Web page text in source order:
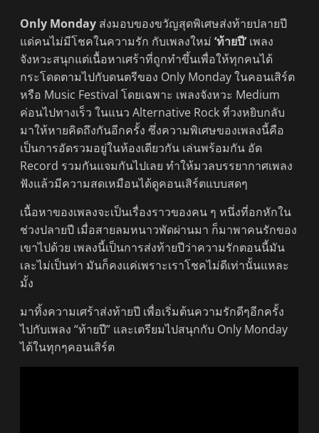
Only Monday ส่งมอบของขวัญสุดพิเศษส่งท้ายปลายปี
แด่คนไม่มีโชคในความรัก กับเพลงใหม่ ‘ท้ายปี’เพลง
จังหวะสนุกแต่เนื้อหาเศร้าที่ถูกทำขึ้นเพื่อให้ทุกคนได้
กระโดดตามไปกับดนตรีของ Only Monday ในคอนเสิร์ต
หรือ Music Festival โดยเฉพาะ เพลงจังหวะ Medium
ค่อนไปทางเร็ว ในแนว Alternative Rock ที่วงหยิบกลับ
มาให้หายคิดถึงกันอีกครั้ง ซึ่งความพิเศษของเพลงนี้คือ
เป็นการอัดรวมอยู่ในห้องเดียวกัน เล่นพร้อมกัน อัด
Record รวมกันแจมกันไปเลย ทำให้มวลบรรยากาศเพลง
ฟังแล้วมีความสดเหมือนได้ดูคอนเสิร์ตแบบสดๆ
เนื้อหาของเพลงจะเป็นเรื่องราวของคน ๆ หนึ่งที่อกหักใน
ช่วงปลายปี เมื่อสายลมหนาวพัดผ่านมา ก็มาพาคนรักของ
เขาไปด้วย เพลงนี้เป็นการส่งท้ายปีว่าความรักตอนนี้มัน
เละไม่เป็นท่า มันก็คงแค่เพราะเราโชคไม่ดีเท่านั้นแหละ
มั้ง
มาทิ้งความเศร้าส่งท้ายปี เพื่อเริ่มต้นความรักดีๆอีกครั้ง
ไปกับเพลง “ท้ายปี” และเตรียมไปสนุกกับ Only Monday
ได้ในทุกๆคอนเสิร์ต